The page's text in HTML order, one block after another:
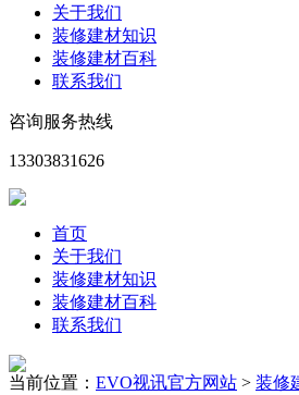
关于我们
装修建材知识
装修建材百科
联系我们
咨询服务热线
13303831626
首页
关于我们
装修建材知识
装修建材百科
联系我们
当前位置： EVO视讯官方网站 > 装修